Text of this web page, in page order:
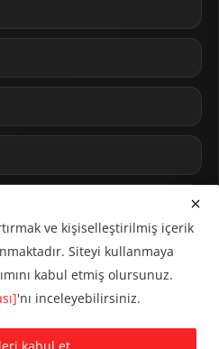
Ajansı) Tüm hakları saklıdır.
ve kişiselleştirilmiş içerik
Siteyi kullanmaya
kabul etmiş olursunuz.
'nı inceleyebilirsiniz.